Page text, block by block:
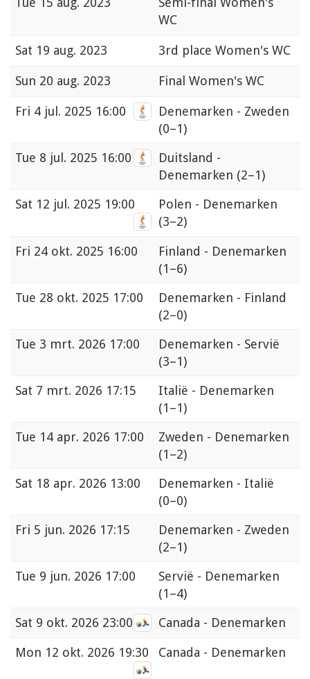
WC
Sat 19 aug. 2023 3rd place Women's WC
Sun 20 aug. 2023 Final Women's WC
Fri 4 jul. 2025 16:00
Denemarken - Zweden
(0–1)
Tue 8 jul. 2025 16:00
Duitsland -
Denemarken (2–1)
Sat 12 jul. 2025 19:00
Polen - Denemarken
(3–2)
Fri 24 okt. 2025 16:00
Finland - Denemarken
(1–6)
Tue 28 okt. 2025 17:00
Denemarken - Finland
(2–0)
Tue 3 mrt. 2026 17:00
Denemarken - Servië
(3–1)
Sat 7 mrt. 2026 17:15
Italië - Denemarken
(1–1)
Tue 14 apr. 2026 17:00
Zweden - Denemarken
(1–2)
Sat 18 apr. 2026 13:00
Denemarken - Italië
(0–0)
Fri 5 jun. 2026 17:15
Denemarken - Zweden
(2–1)
Tue 9 jun. 2026 17:00
Servië - Denemarken
(1–4)
Sat 9 okt. 2026 23:00 Canada - Denemarken
Mon 12 okt. 2026 19:30 Canada - Denemarken